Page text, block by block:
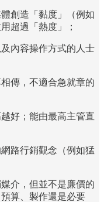
創造「黏度」（例如
超過「熱度」；
內容操作方式的人士
傳，不適合急就章的
好；能由最高主管直
路行銷觀念（例如猛
介，但並不是廉價的
算、製作還是必要